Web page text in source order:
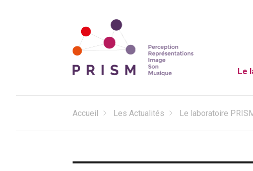
Laboratoire PRISM
Le
Accueil Les Actualités Le laboratoire